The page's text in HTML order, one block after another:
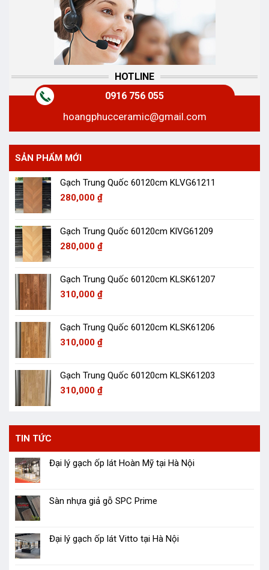
HOTLINE
0916 756 055
hoangphucceramic@gmail.com
SẢN PHẨM MỚI
Gạch Trung Quốc 60120cm KLVG61211
280,000 ₫
Gạch Trung Quốc 60120cm KlVG61209
280,000 ₫
Gạch Trung Quốc 60120cm KLSK61207
310,000 ₫
Gạch Trung Quốc 60120cm KLSK61206
310,000 ₫
Gạch Trung Quốc 60120cm KLSK61203
310,000 ₫
TIN TỨC
Đại lý gạch ốp lát Hoàn Mỹ tại Hà Nội
Sàn nhựa giả gỗ SPC Prime
Đại lý gạch ốp lát Vitto tại Hà Nội